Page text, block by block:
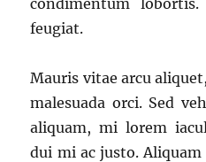
condimentum
feugiat.
Mauris vitae arcu
malesuada orci. Sed
aliquam, mi lorem
dui mi ac justo.